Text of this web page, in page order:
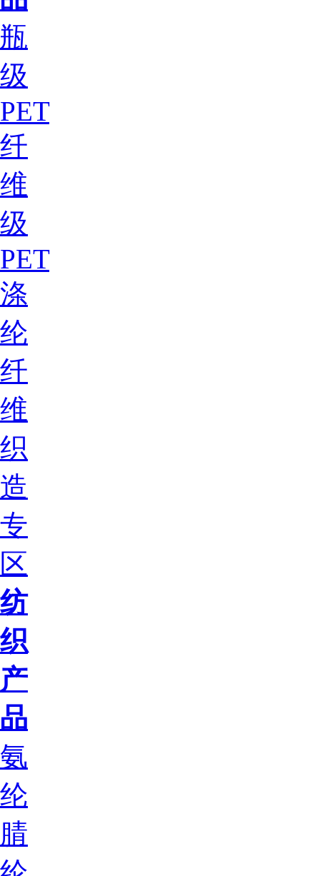
瓶
级
PET
纤
维
级
PET
涤
纶
纤
维
织
造
专
区
纺
织
产
品
氨
纶
腈